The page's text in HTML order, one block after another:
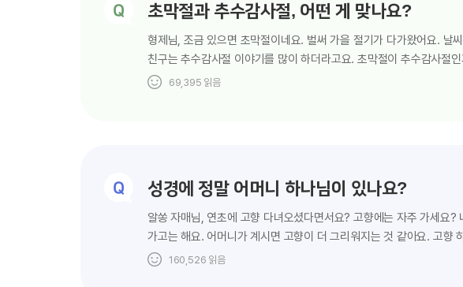
초막절과 추수감사절, 어떤 게 맞나요?
형제님, 조금 있으면 초막절이네요. 벌써 가을 절기가 다가왔어요. 날
친구는 추수감사절 이야기를 많이 하더라고요. 초막절이 추수감사절
전혀 다른 날이에요. 초막절은 우리를 구원에 이르게 하는 하나님의
69,395 읽음
성경에 정말 어머니 하나님이 있나요?
알쏭 자매님, 연초에 고향 다녀오셨다면서요? 고향에는 자주 가세요
가고는 해요. 어머니가 계시면 고향이 더 그리워지는 것 같아요. 고향
어머니가 계시다는 것이 놀라운 일은 아니에요. 그래도 처음 하늘 어
160,526 읽음